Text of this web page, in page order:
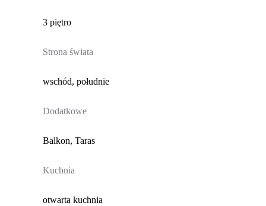
3 piętro
Strona świata
wschód, południe
Dodatkowe
Balkon, Taras
Kuchnia
otwarta kuchnia